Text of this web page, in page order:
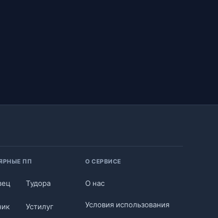
ПП
Тудора
Устилуг
О СЕРВИСЕ
О нас
Условия использования